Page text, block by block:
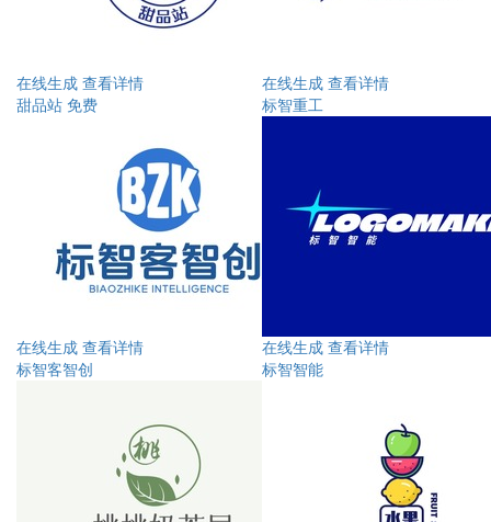
在线生成 查看详情
甜品站 免费
在线生成 查看详情
标智重工
在线生成 查看详情
标智客智创
在线生成 查看详情
标智智能